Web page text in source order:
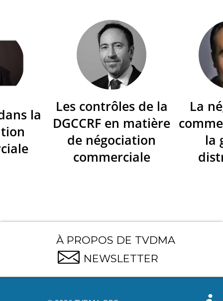
la
Les contrôles de la
DGCCRF en matière
de négociation
commerciale
La
la
À PROPOS DE TVDMA
NEWSLETTER